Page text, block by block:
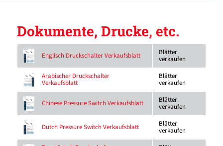
Dokumente, Drucke, etc.
Englisch Druckschalter Verkaufsblatt Blätter
verkaufen
Arabischer Druckschalter
Verkaufsblatt
Blätter
verkaufen
Chinese Pressure Switch Verkaufsblatt Blätter
verkaufen
Dutch Pressure Switch Verkaufsblatt Blätter
verkaufen